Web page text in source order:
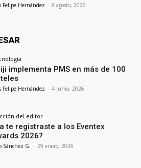
Felipe Hernández - 8 agosto, 2026
implementa PMS en más de 100
Felipe Hernández - 4 junio, 2026
del editor
te registraste a los Eventex
2026?
Sánchez G. - 29 enero, 2026